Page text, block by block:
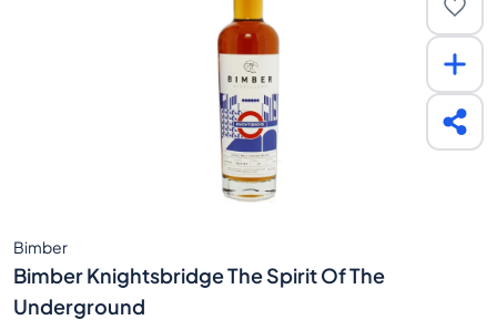
Bimber
Bimber Knightsbridge The Spirit Of The
Underground